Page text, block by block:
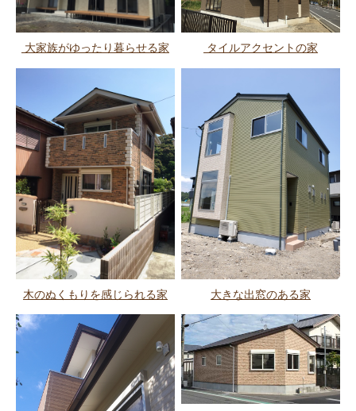
大家族がゆったり暮らせる家 タイルアクセントの家
木のぬくもりを感じられる家 大きな出窓のある家